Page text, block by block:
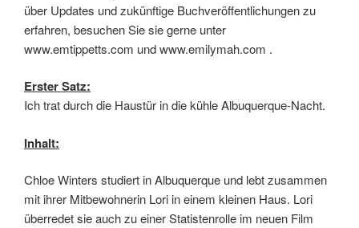
über Updates und zukünftige Buchveröffentlichungen zu
erfahren, besuchen Sie sie gerne unter
www.emtippetts.com und www.emilymah.com .
Erster Satz:
Ich trat durch die Haustür in die kühle Albuquerque-Nacht.
Inhalt:
Chloe Winters studiert in Albuquerque und lebt zusammen
mit ihrer Mitbewohnerin Lori in einem kleinen Haus. Lori
überredet sie auch zu einer Statistenrolle im neuen Film